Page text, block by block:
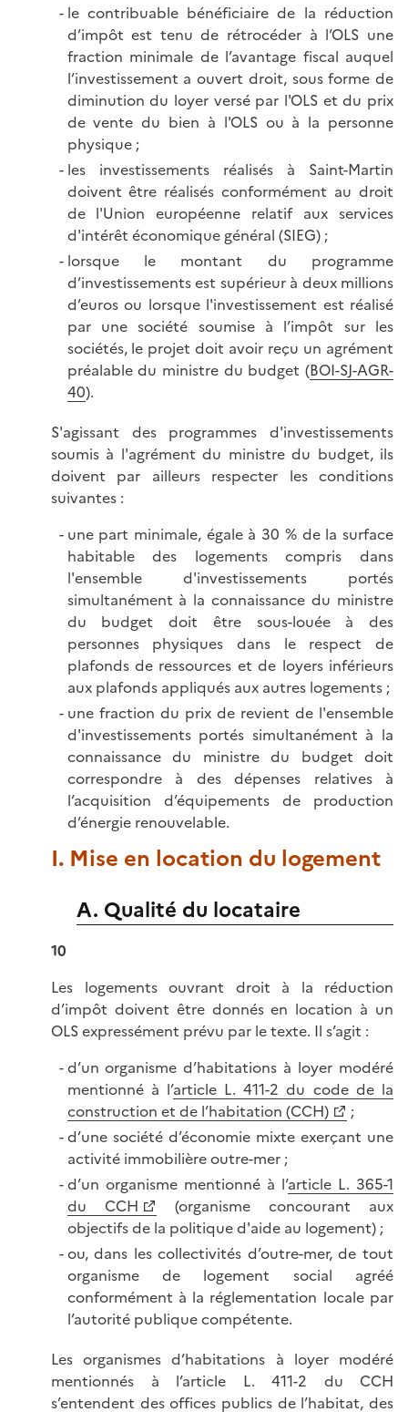
le contribuable bénéficiaire de la réduction
d’impôt est tenu de rétrocéder à l’OLS une
fraction minimale de l’avantage fiscal auquel
l’investissement a ouvert droit, sous forme de
diminution du loyer versé par l'OLS et du prix
de vente du bien à l'OLS ou à la personne
physique ;
les investissements réalisés à Saint-Martin
doivent être réalisés conformément au droit
de l'Union européenne relatif aux services
d'intérêt économique général (SIEG) ;
lorsque le montant du programme
d’investissements est supérieur à deux millions
d’euros ou lorsque l'investissement est réalisé
par une société soumise à l’impôt sur les
sociétés, le projet doit avoir reçu un agrément
préalable du ministre du budget (BOI-SJ-AGR-
40).
S'agissant des programmes d'investissements
soumis à l'agrément du ministre du budget, ils
doivent par ailleurs respecter les conditions
suivantes :
une part minimale, égale à 30 % de la surface
habitable des logements compris dans
l'ensemble d'investissements portés
simultanément à la connaissance du ministre
du budget doit être sous-louée à des
personnes physiques dans le respect de
plafonds de ressources et de loyers inférieurs
aux plafonds appliqués aux autres logements ;
une fraction du prix de revient de l'ensemble
d'investissements portés simultanément à la
connaissance du ministre du budget doit
correspondre à des dépenses relatives à
l’acquisition d’équipements de production
d’énergie renouvelable.
I. Mise en location du logement
A. Qualité du locataire
10
Les logements ouvrant droit à la réduction
d’impôt doivent être donnés en location à un
OLS expressément prévu par le texte. Il s’agit :
d’un organisme d’habitations à loyer modéré
mentionné à l’article L. 411-2 du code de la
construction et de l’habitation (CCH)
;
d’une société d’économie mixte exerçant une
activité immobilière outre-mer ;
d’un organisme mentionné à l’article L. 365-1
du CCH
(organisme concourant aux
objectifs de la politique d'aide au logement) ;
ou, dans les collectivités d’outre-mer, de tout
organisme de logement social agréé
conformément à la réglementation locale par
l’autorité publique compétente.
Les organismes d’habitations à loyer modéré
mentionnés à l’article L. 411-2 du CCH
s’entendent des offices publics de l’habitat, des